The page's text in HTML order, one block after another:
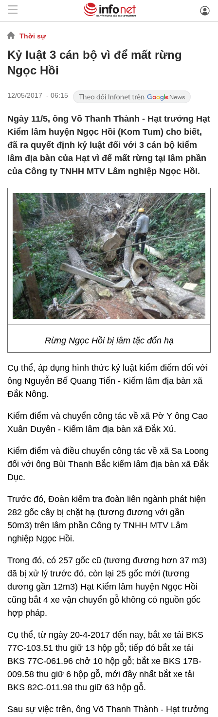
Thời sự
Kỷ luật 3 cán bộ vì để mất rừng
Ngọc Hồi
12/05/2017 - 06:15
Ngày 11/5, ông Võ Thanh Thành - Hạt trưởng Hạt
Kiểm lâm huyện Ngọc Hồi (Kom Tum) cho biết,
đã ra quyết định kỷ luật đối với 3 cán bộ kiểm
lâm địa bàn của Hạt vì để mất rừng tại lâm phần
của Công ty TNHH MTV Lâm nghiệp Ngọc Hồi.
Rừng Ngọc Hồi bị lâm tặc đốn hạ
Cụ thể, áp dụng hình thức kỷ luật kiểm điểm đối với
ông Nguyễn Bế Quang Tiến - Kiểm lâm địa bàn xã
Đắk Nông.
Kiểm điểm và chuyển công tác về xã Pờ Y ông Cao
Xuân Duyên - Kiểm lâm địa bàn xã Đắk Xú.
Kiểm điểm và điều chuyển công tác về xã Sa Loong
đối với ông Bùi Thanh Bắc kiểm lâm địa bàn xã Đắk
Dục.
Trước đó, Đoàn kiểm tra đoàn liên ngành phát hiện
282 gốc cây bị chặt hạ (tương đương với gần
50m3) trên lâm phần Công ty TNHH MTV Lâm
nghiệp Ngọc Hồi.
Trong đó, có 257 gốc cũ (tương đương hơn 37 m3)
đã bị xử lý trước đó, còn lại 25 gốc mới (tương
đương gần 12m3) Hạt Kiểm lâm huyện Ngọc Hồi
cũng bắt 4 xe vận chuyển gỗ không có nguồn gốc
hợp pháp.
Cụ thể, từ ngày 20-4-2017 đến nay, bắt xe tải BKS
77C-103.51 thu giữ 13 hộp gỗ; tiếp đó bắt xe tải
BKS 77C-061.96 chở 10 hộp gỗ; bắt xe BKS 17B-
009.58 thu giữ 6 hộp gỗ, mới đây nhất bắt xe tải
BKS 82C-011.98 thu giữ 63 hộp gỗ.
Sau sự việc trên, ông Võ Thanh Thành - Hạt trưởng